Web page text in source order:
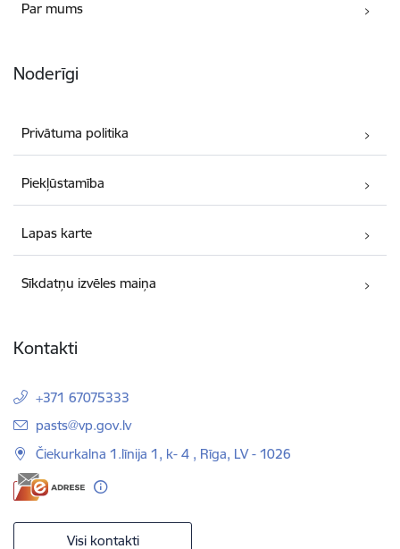
Par mums
Noderīgi
Privātuma politika
Piekļūstamība
Lapas karte
Sīkdatņu izvēles maiņa
Kontakti
+371 67075333
E-pasts:
pasts@vp.gov.lv
Čiekurkalna 1.līnija 1, k- 4 , Rīga, LV - 1026
Visi kontakti